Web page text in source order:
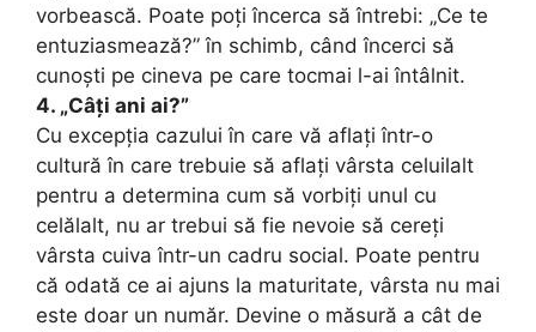
vorbească. Poate poți încerca să întrebi: „Ce te
entuziasmează?” în schimb, când încerci să
cunoști pe cineva pe care tocmai l-ai întâlnit.
4. „Câți ani ai?”
Cu excepția cazului în care vă aflați într-o
cultură în care trebuie să aflați vârsta celuilalt
pentru a determina cum să vorbiți unul cu
celălalt, nu ar trebui să fie nevoie să cereți
vârsta cuiva într-un cadru social. Poate pentru
că odată ce ai ajuns la maturitate, vârsta nu mai
este doar un număr. Devine o măsură a cât de